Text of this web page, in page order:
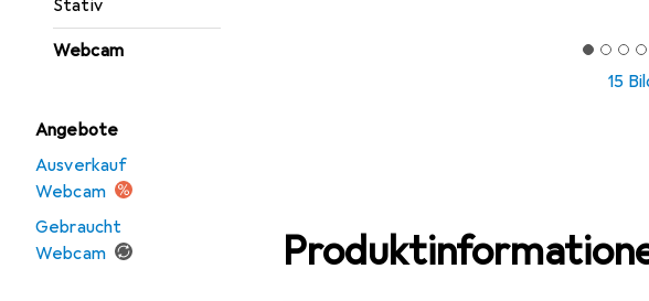
Stativ
Webcam
Angebote
Ausverkauf
Webcam
Gebraucht
Webcam
15